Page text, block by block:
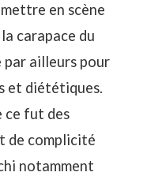
en scène
carapace du
par ailleurs pour
et diététiques.
ce fut des
de complicité
notamment